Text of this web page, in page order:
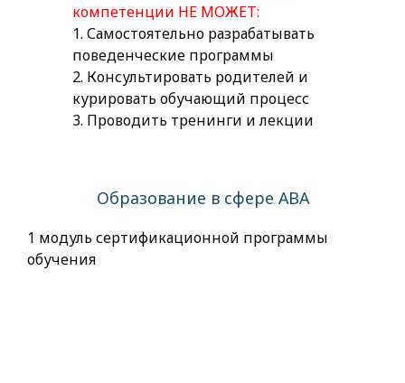
компетенции НЕ МОЖЕТ:
1. Самостоятельно разрабатывать
поведенческие программы
2. Консультировать родителей и
курировать обучающий процесс
3. Проводить тренинги и лекции
Образование в сфере АВА
1 модуль сертификационной программы
обучения